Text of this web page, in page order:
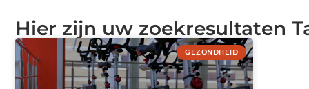
Hier zijn uw zoekresultaten
GEZONDHEID